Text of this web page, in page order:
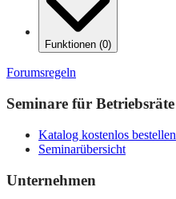
Funktionen (0)
Forumsregeln
Seminare für Betriebsräte
Katalog kostenlos bestellen
Seminarübersicht
Unternehmen